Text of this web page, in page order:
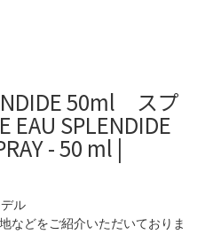
50ml スプ
EAU SPLENDIDE
- 50 ml |
ル
などをご紹介いただいておりま